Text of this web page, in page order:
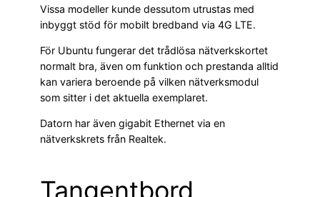
Vissa modeller kunde dessutom utrustas med
inbyggt stöd för mobilt bredband via 4G LTE.
För Ubuntu fungerar det trådlösa nätverkskortet
normalt bra, även om funktion och prestanda alltid
kan variera beroende på vilken nätverksmodul
som sitter i det aktuella exemplaret.
Datorn har även gigabit Ethernet via en
nätverkskrets från Realtek.